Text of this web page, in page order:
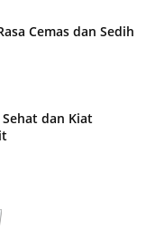
Cemas dan Sedih
dan Kiat